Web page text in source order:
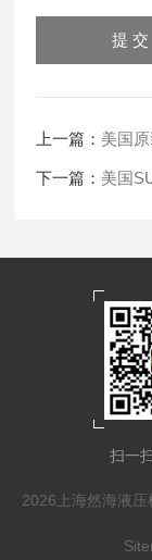
上一篇： 美国
下一篇： 美国
扫一
2026上海然海液